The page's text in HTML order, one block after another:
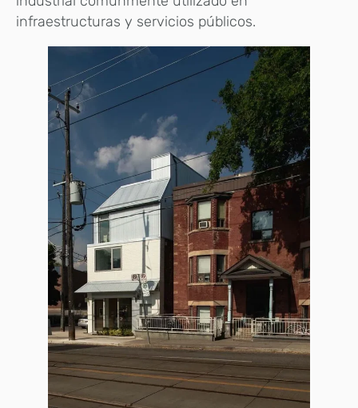
infraestructuras y servicios públicos.